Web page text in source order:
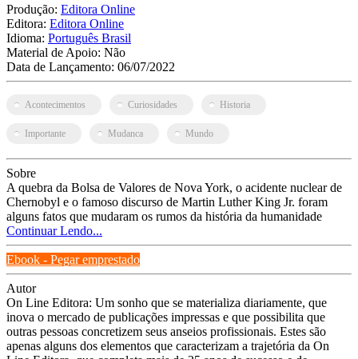
Produção: Editora Online
Editora: Editora Online
Idioma: Português Brasil
Material de Apoio: Não
Data de Lançamento: 06/07/2022
Acontecimentos Curiosidades Historia
Importante Mudanca Mundo
Sobre
A quebra da Bolsa de Valores de Nova York, o acidente nuclear de
Chernobyl e o famoso discurso de Martin Luther King Jr. foram
alguns fatos que mudaram os rumos da história da humanidade
Continuar Lendo...
Ebook - Pegar emprestado
Autor
On Line Editora: Um sonho que se materializa diariamente, que
inova o mercado de publicações impressas e que possibilita que
outras pessoas concretizem seus anseios profissionais. Estes são
apenas alguns dos elementos que caracterizam a trajetória da On